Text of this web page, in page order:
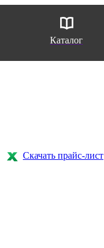
Каталог
Скачать прайс-лист